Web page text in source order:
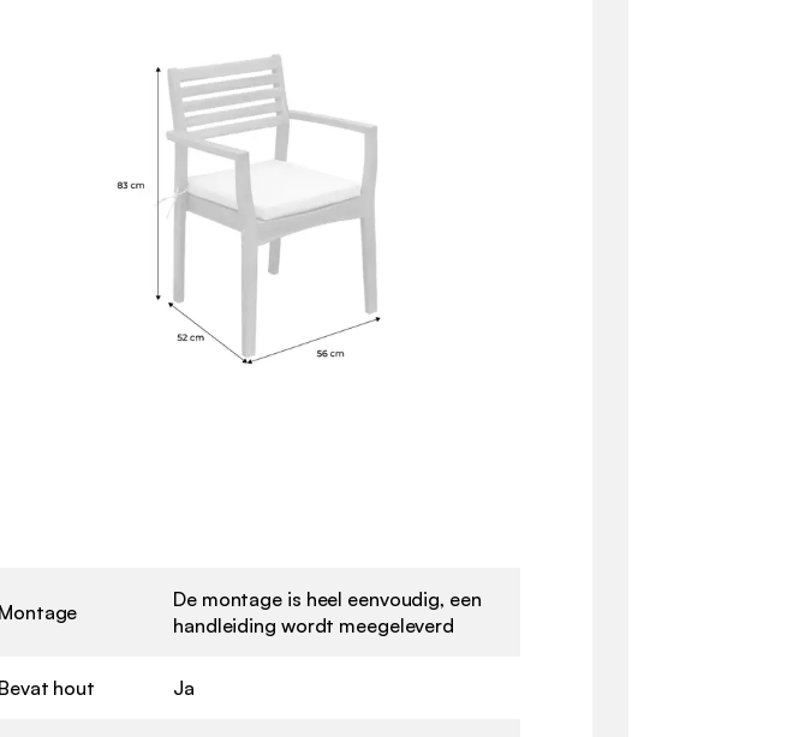
Montage
De montage is heel eenvoudig, een
handleiding wordt meegeleverd
Bevat hout Ja